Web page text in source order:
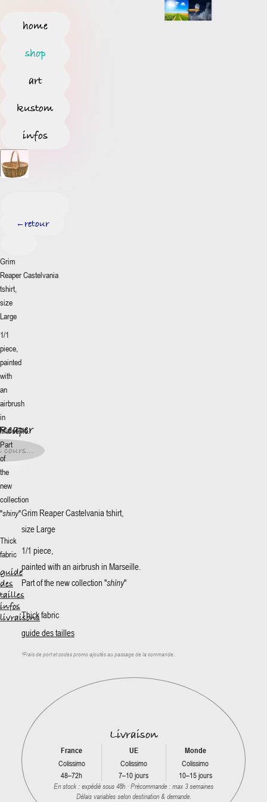
home
shop
art
kustom
infos
←retour
:
en
Grim
ReaperCastelvania
tshirt,
size
Large
1/1
piece,
painted
with
an
airbrush
in
Marseille.
Part
of
the
new
collection
"shiny"
Thick
fabric
guide
des
tailles
infos
livraisons
*
cours...
Grim ReaperCastelvania tshirt,
size Large
1/1 piece,
painted with an airbrush in Marseille.
Part of the new collection "shiny"
Thick fabric
guide des tailles
*Frais de port et codes promo ajoutés au passage de la commande.
Livraison
France
Colissimo
48–72h
UE
Colissimo
7–10 jours
Monde
Colissimo
10–15 jours
En stock : expédié sous 48h · Précommande : max 3 semaines
Délais variables selon destination & demande.